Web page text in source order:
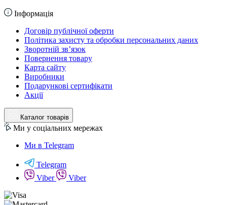
Інформація
Договір публічної оферти
Політика захисту та обробки персональних даних
Зворотній зв’язок
Повернення товару
Карта сайту
Виробники
Подарункові сертифікати
Акції
Каталог товарів
Ми у соціальних мережах
Ми в Telegram
Telegram
Viber
Viber